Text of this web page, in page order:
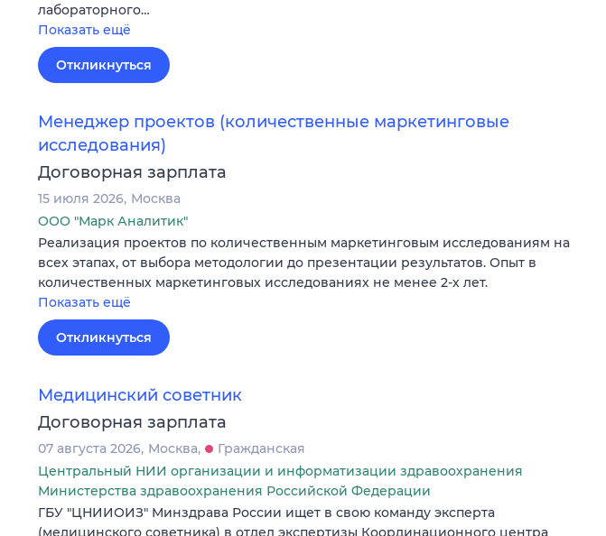
лабораторного…
Показать ещё
Откликнуться
Менеджер проектов (количественные маркетинговые
исследования)
Договорная зарплата
15 июля 2026 Москва
ООО "Марк Аналитик"
Реализация проектов по количественным маркетинговым исследованиям на
всех этапах, от выбора методологии до презентации результатов. Опыт в
количественных маркетинговых исследованиях не менее 2-х лет.
Показать ещё
Откликнуться
Медицинский советник
Договорная зарплата
07 августа 2026 Москва
Гражданская
Центральный НИИ организации и информатизации здравоохранения
Министерства здравоохранения Российской Федерации
ГБУ "ЦНИИОИЗ" Минздрава России ищет в свою команду эксперта
(медицинского советника) в отдел экспертизы Координационного центра